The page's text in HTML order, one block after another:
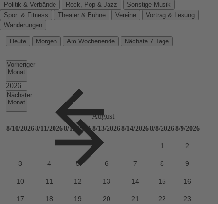
Politik & Verbände
Rock, Pop & Jazz
Sonstige Musik
Sport & Fitness
Theater & Bühne Vereine
Vortrag & Lesung
Wanderungen
Heute Morgen Am Wochenende Nächste 7 Tage
Vorheriger
Monat
Nächster
Monat